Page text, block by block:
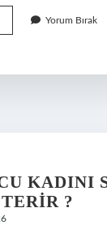
Yorum Bırak
KADINI
?